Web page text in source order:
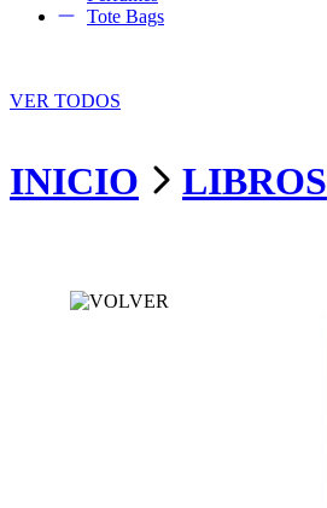
Tote Bags
VER TODOS
INICIO LIBROS